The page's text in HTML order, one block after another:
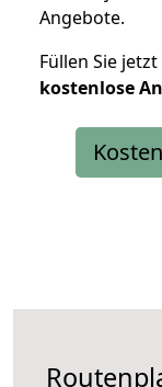
Angebote.
Füllen Sie
kostenlose